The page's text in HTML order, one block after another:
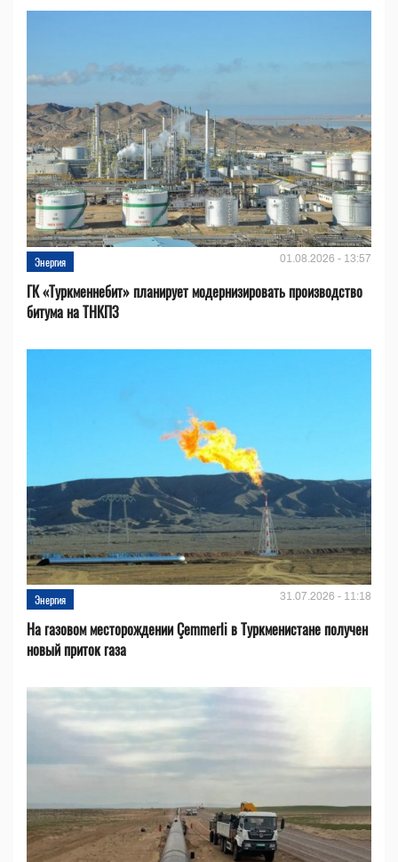
Энергия 01.08.2026 - 13:57
ГК «Туркменнебит» планирует модернизировать производство
битума на ТНКПЗ
Энергия 31.07.2026 - 11:18
На газовом месторождении Çemmerli в Туркменистане получен
новый приток газа